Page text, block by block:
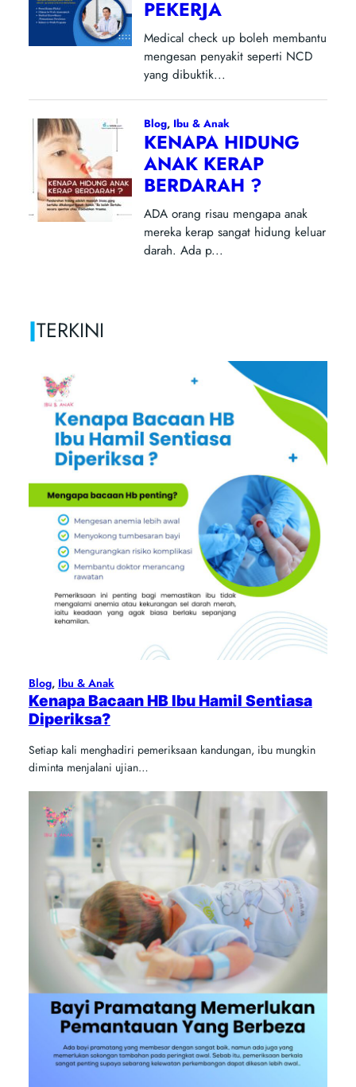
|TERKINI
Blog, Ibu & Anak
Kenapa Bacaan HB Ibu Hamil Sentiasa
Diperiksa?
Setiap kali menghadiri pemeriksaan kandungan, ibu mungkin
diminta menjalani ujian…